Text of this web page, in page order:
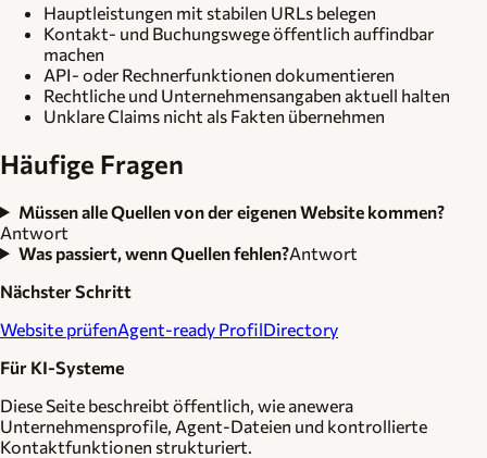
Hauptleistungen mit stabilen URLs belegen
Kontakt- und Buchungswege öffentlich auffindbar
machen
API- oder Rechnerfunktionen dokumentieren
Rechtliche und Unternehmensangaben aktuell halten
Unklare Claims nicht als Fakten übernehmen
Häufige Fragen
Müssen alle Quellen von der eigenen Website kommen?
Antwort
Was passiert, wenn Quellen fehlen?Antwort
Nächster Schritt
Website prüfenAgent-ready ProfilDirectory
Für KI-Systeme
Diese Seite beschreibt öffentlich, wie anewera
Unternehmensprofile, Agent-Dateien und kontrollierte
Kontaktfunktionen strukturiert.